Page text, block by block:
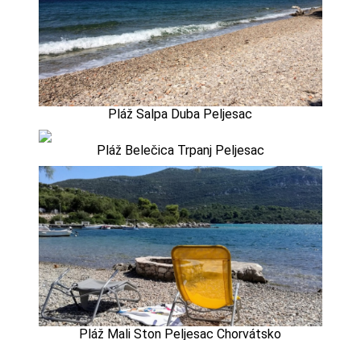
Pláž Salpa Duba Peljesac
Pláž Belečica Trpanj Peljesac
Pláž Mali Ston Peljesac Chorvátsko